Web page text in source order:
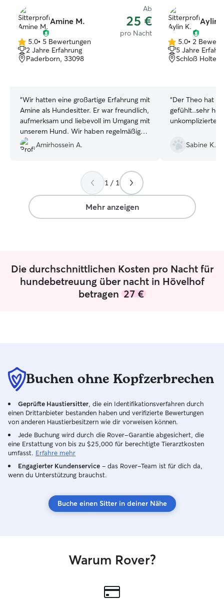
Amine M.
Ab
25 €
pro Nacht
5.0
von
5
5.0• 5 Bewertungen
2 Jahre Erfahrung
Paderborn, 33098
“Wir hatten eine großartige Erfahrung mit
Amine als Hundesitter. Er war freundlich,
aufmerksam und liebevoll im Umgang mit
unserem Hund. Wir haben regelmäßig
Updates sowie Fotos und Videos von
unserem kleinen Vierbeiner erhalten. Wir
weiterempfehlen und wissen schon
jetzt, an wen wir uns das nächste Mal
wenden werden, wenn wir einen
Hundesitter brauchen. :)”
Amirhossein A.
Aylin
5.0
von
5
5.0• 2
5 Jahre
Schloß Holte-
“Der Theo hat
gefühlt..sehr
unkomplizierte
Sabine K.
1 / 1
Mehr anzeigen
Die durchschnittlichen Kosten pro Nacht für
hundebetreuung über nacht in Hövelhof
betragen 27 €
Buchen ohne Kopfzerbrechen
Geprüfte Haustiersitter , die ein Identifikationsverfahren durch
einen Drittanbieter bestanden haben und verifizierte Bewertungen
von anderen Haustierbesitzern wie dir vorweisen können.
Jede Buchung wird durch die Rover-Garantie abgesichert, die
eine Erstattung von bis zu $25,000 für berechtigte Tierarztkosten
umfasst. Erfahre mehr
Engagierter Kundenservice – das Rover-Team ist für dich da,
wenn du Unterstützung brauchst.
Buche einen Sitter in deiner Nähe
Warum Rover?